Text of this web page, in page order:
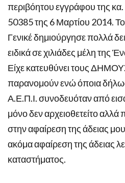
περιβόητου εγγράφου της
50385 της 6 Μαρτίου 2014.
Γενικέ δημιούργησε πολλά
ειδικά σε χιλιάδες μέλη
Είχε κατευθύνει τους
παρανομούν ενώ όποια
Α.Ε.Π.Ι. συνοδευόταν από
μόνο δεν αρχειοθετείτο
στην αφαίρεση της άδειας
ακόμα αφαίρεση της άδειας
καταστήματος.